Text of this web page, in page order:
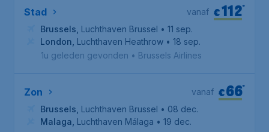
Stad €112*
vanaf
Brussels Luchthaven Brussel • 11 sep.
London Luchthaven Heathrow • 18 sep.
1u geleden gevonden • Brussels Airlines
Zon €66*
vanaf
Brussels Luchthaven Brussel • 08 dec.
Malaga Luchthaven Málaga • 19 dec.